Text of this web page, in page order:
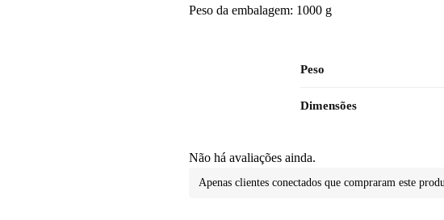
Peso da embalagem: 1000 g
Peso
Dimensões
Não há avaliações ainda.
Apenas clientes conectados que compraram este